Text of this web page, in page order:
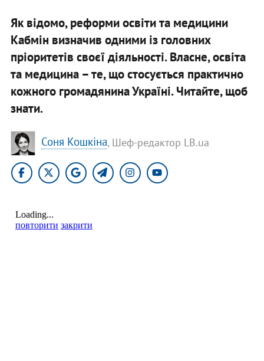
Як відомо, реформи освіти та медицини
Кабмін визначив одними із головних
пріоритетів своєї діяльності. Власне, освіта
та медицина – те, що стосується практично
кожного громадянина Україні. Читайте, щоб
знати.
Соня Кошкіна, Шеф-редактор LB.ua